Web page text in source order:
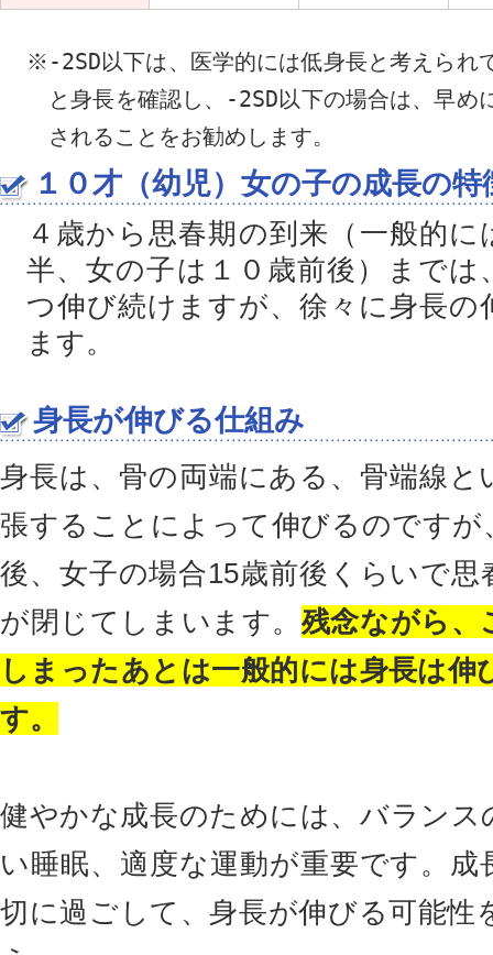
※-2SD以下は、医学的には低身長と考えられ
と身長を確認し、-2SD以下の場合は、早め
されることをお勧めします。
１０才（幼児）女の子の成長の特
４歳から思春期の到来（一般的
半、女の子は１０歳前後）までは
つ伸び続けますが、徐々に身長の
ます。
身長が伸びる仕組み
身長は、骨の両端にある、骨端線と
張することによって伸びるのですが
後、女子の場合15歳前後くらいで思
が閉じてしまいます。残念ながら、
しまったあとは一般的には身長は
す。
健やかな成長のためには、バランス
い睡眠、適度な運動が重要です。成
切に過ごして、身長が伸びる可能性